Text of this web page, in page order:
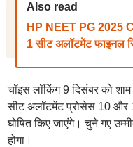
Also read
HP NEET PG 2025
1 सीट अलॉटमेंट फाइनल
चॉइस लॉकिंग 9 दिसंबर को
सीट अलॉटमेंट प्रोसेस 10 और
घोषित किए जाएंगे। चुने गए
होगा।